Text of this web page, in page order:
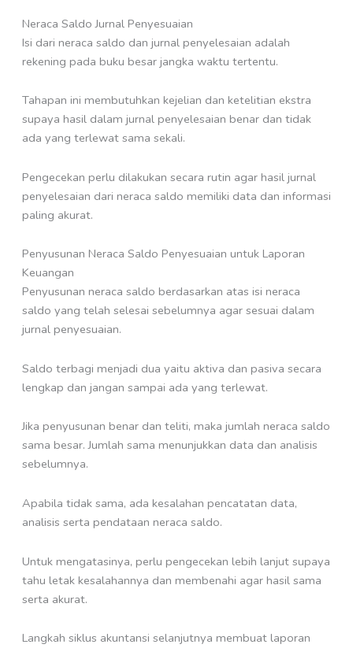
Neraca Saldo Jurnal Penyesuaian
Isi dari neraca saldo dan jurnal penyelesaian adalah
rekening pada buku besar jangka waktu tertentu.
Tahapan ini membutuhkan kejelian dan ketelitian ekstra
supaya hasil dalam jurnal penyelesaian benar dan tidak
ada yang terlewat sama sekali.
Pengecekan perlu dilakukan secara rutin agar hasil jurnal
penyelesaian dari neraca saldo memiliki data dan informasi
paling akurat.
Penyusunan Neraca Saldo Penyesuaian untuk Laporan
Keuangan
Penyusunan neraca saldo berdasarkan atas isi neraca
saldo yang telah selesai sebelumnya agar sesuai dalam
jurnal penyesuaian.
Saldo terbagi menjadi dua yaitu aktiva dan pasiva secara
lengkap dan jangan sampai ada yang terlewat.
Jika penyusunan benar dan teliti, maka jumlah neraca saldo
sama besar. Jumlah sama menunjukkan data dan analisis
sebelumnya.
Apabila tidak sama, ada kesalahan pencatatan data,
analisis serta pendataan neraca saldo.
Untuk mengatasinya, perlu pengecekan lebih lanjut supaya
tahu letak kesalahannya dan membenahi agar hasil sama
serta akurat.
Langkah siklus akuntansi selanjutnya membuat laporan